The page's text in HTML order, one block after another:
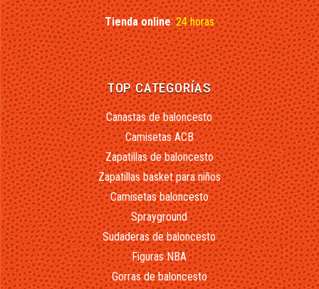
Tienda online:24 horas
TOP CATEGORÍAS
Canastas de baloncesto
Camisetas ACB
Zapatillas de baloncesto
Zapatillas basket para niños
Camisetas baloncesto
Sprayground
Sudaderas de baloncesto
Figuras NBA
Gorras de baloncesto